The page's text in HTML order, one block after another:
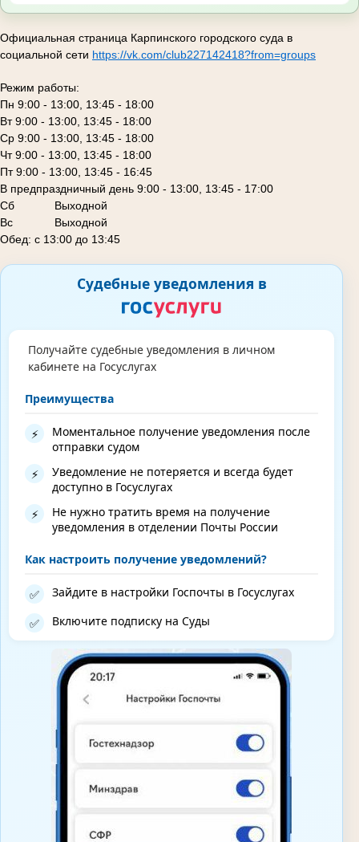
Официальная страница Карпинского городского суда в
социальной сети https://vk.com/club227142418?from=groups
Режим работы:
Пн 9:00 - 13:00, 13:45 - 18:00
Вт 9:00 - 13:00, 13:45 - 18:00
Ср 9:00 - 13:00, 13:45 - 18:00
Чт 9:00 - 13:00, 13:45 - 18:00
Пт 9:00 - 13:00, 13:45 - 16:45
В предпраздничный день 9:00 - 13:00, 13:45 - 17:00
Сб
Выходной
Вс Выходной
Обед: с 13:00 до 13:45
Судебные уведомления в
Получайте судебные уведомления в личном
кабинете на Госуслугах
Преимущества
⚡
Моментальное получение уведомления после
отправки судом
⚡
Уведомление не потеряется и всегда будет
доступно в Госуслугах
⚡
Не нужно тратить время на получение
уведомления в отделении Почты России
Как настроить получение уведомлений?
✅ Зайдите в настройки Госпочты в Госуслугах
✅ Включите подписку на Суды